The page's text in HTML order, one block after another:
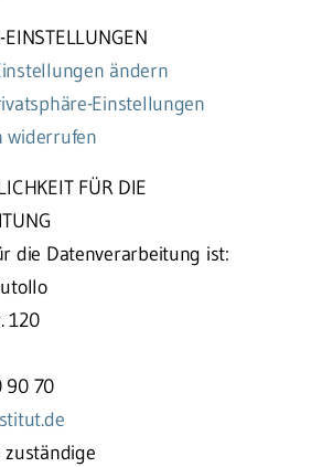
EINSTELLUNGEN
ändern
Einstellungen
widerrufen
FÜR DIE
die Datenverarbeitung ist:
120
90 70
zuständige